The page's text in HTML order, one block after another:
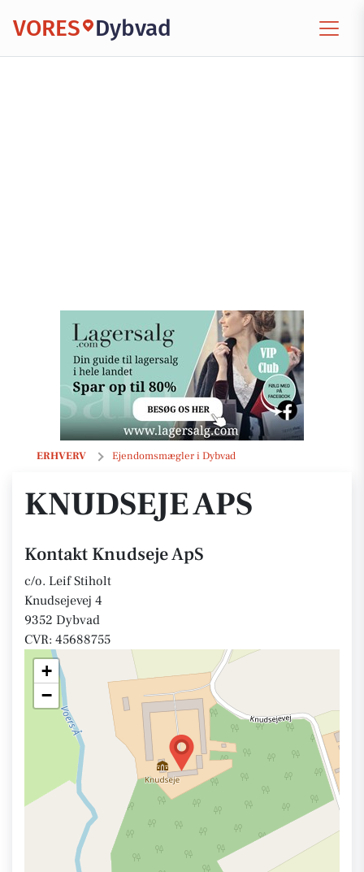
VORES Dybvad
ERHVERV Ejendomsmægler i Dybvad
Knudseje ApS
KNUDSEJE APS
Kontakt Knudseje ApS
c/o. Leif Stiholt
Knudsejevej 4
9352 Dybvad
CVR: 45688755
+
−